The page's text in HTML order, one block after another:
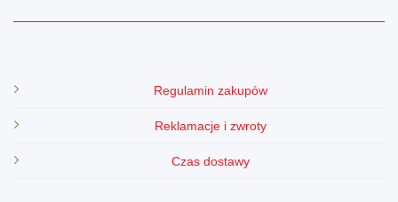
Regulamin zakupów
Reklamacje i zwroty
Czas dostawy